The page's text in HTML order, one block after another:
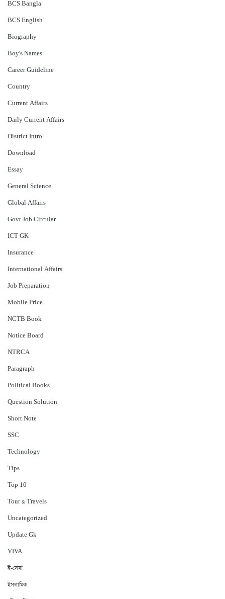
BCS Bangla
BCS English
Biography
Boy's Names
Career Guideline
Country
Current Affairs
Daily Current Affairs
District Intro
Download
Essay
General Science
Global Affairs
Govt Job Circular
ICT GK
Insurance
International Affairs
Job Preparation
Mobile Price
NCTB Book
Notice Board
NTRCA
Paragraph
Political Books
Question Solution
Short Note
‍SSC
Technology
Tips
Top 10
Tour & Travels
Uncategorized
Update Gk
VIVA
ই-সেবা
ইসলামিক